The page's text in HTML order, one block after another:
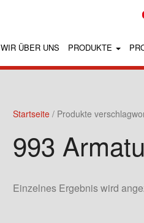
WIR ÜBER UNS PRODUKTE
Startseite / Produkte
993
Einzelnes Ergebnis wird